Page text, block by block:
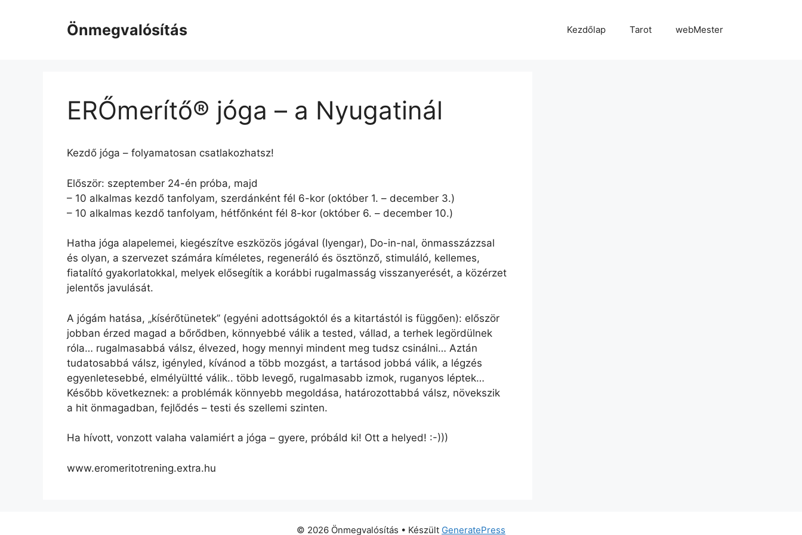
Önmegvalósítás Kezdőlap Tarot webMester
ERŐmerítő® jóga – a Nyugatinál
Kezdő jóga – folyamatosan csatlakozhatsz!
Először: szeptember 24-én próba, majd
– 10 alkalmas kezdő tanfolyam, szerdánként fél 6-kor (október 1. – december 3.)
– 10 alkalmas kezdő tanfolyam, hétfőnként fél 8-kor (október 6. – december 10.)
Hatha jóga alapelemei, kiegészítve eszközös jógával (Iyengar), Do-in-nal, önmasszázzsal
és olyan, a szervezet számára kíméletes, regeneráló és ösztönző, stimuláló, kellemes,
fiatalító gyakorlatokkal, melyek elősegítik a korábbi rugalmasság visszanyerését, a közérzet
jelentős javulását.
A jógám hatása, „kísérőtünetek” (egyéni adottságoktól és a kitartástól is függően): először
jobban érzed magad a bőrődben, könnyebbé válik a tested, vállad, a terhek legördülnek
róla… rugalmasabbá válsz, élvezed, hogy mennyi mindent meg tudsz csinálni… Aztán
tudatosabbá válsz, igényled, kívánod a több mozgást, a tartásod jobbá válik, a légzés
egyenletesebbé, elmélyültté válik.. több levegő, rugalmasabb izmok, ruganyos léptek…
Később következnek: a problémák könnyebb megoldása, határozottabbá válsz, növekszik
a hit önmagadban, fejlődés – testi és szellemi szinten.
Ha hívott, vonzott valaha valamiért a jóga – gyere, próbáld ki! Ott a helyed! :-)))
www.eromeritotrening.extra.hu
© 2026 Önmegvalósítás • Készült GeneratePress